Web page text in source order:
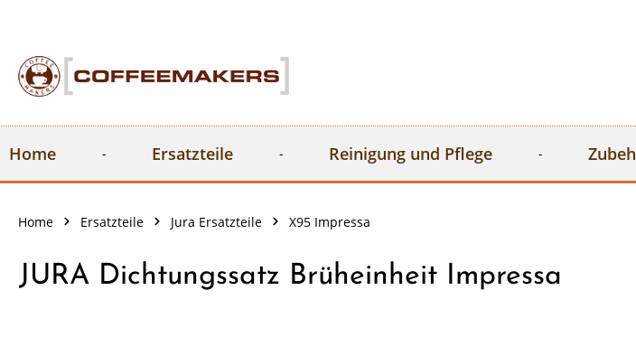
Home Ersatzteile Reinigung und Pflege
Home Ersatzteile Jura Ersatzteile X95 Impressa
JURA Dichtungssatz Brüheinheit Impressa